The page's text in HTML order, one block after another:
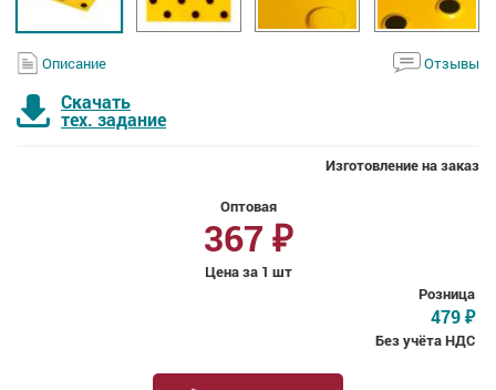
Описание Отзывы
Скачать
тех. задание
Изготовление на заказ
Оптовая
367 ₽
Цена за 1 шт
Розница
479 ₽
Без учёта НДС